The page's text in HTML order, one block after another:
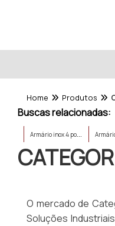
Home Produtos
Buscas relacionadas:
A
rmário inox 4 portas
O mercado de
Soluções